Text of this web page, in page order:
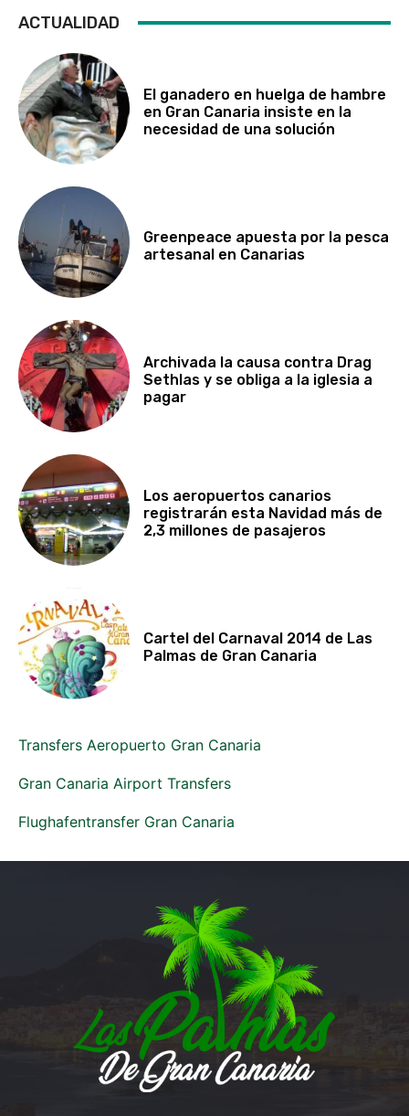
ACTUALIDAD
El ganadero en huelga de hambre
en Gran Canaria insiste en la
necesidad de una solución
Greenpeace apuesta por la pesca
artesanal en Canarias
Archivada la causa contra Drag
Sethlas y se obliga a la iglesia a
pagar
Los aeropuertos canarios
registrarán esta Navidad más de
2,3 millones de pasajeros
Cartel del Carnaval 2014 de Las
Palmas de Gran Canaria
Transfers Aeropuerto Gran Canaria
Gran Canaria Airport Transfers
Flughafentransfer Gran Canaria